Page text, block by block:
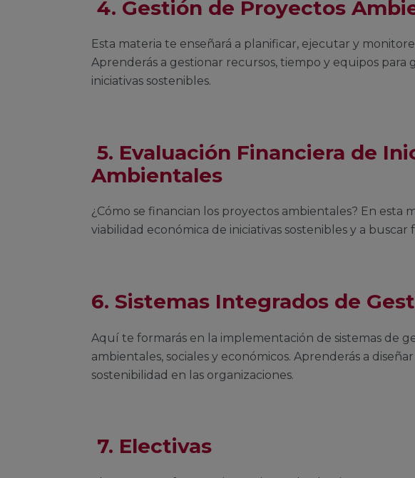
4. Gestión de Proyectos
Esta materia te enseñará a planificar, ejecutar y
Aprenderás a gestionar recursos, tiempo y equipos para
iniciativas sostenibles.
5. Evaluación Financiera de
Ambientales
¿Cómo se financian los proyectos ambientales? En esta
viabilidad económica de iniciativas sostenibles y a
6. Sistemas Integrados de
Aquí te formarás en la implementación de sistemas de
ambientales, sociales y económicos. Aprenderás a
sostenibilidad en las organizaciones.
7. Electivas